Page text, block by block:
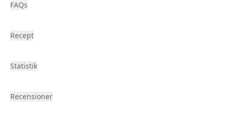
FAQs
Recept
Statistik
Recensioner